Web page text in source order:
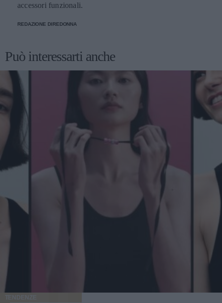
accessori funzionali.
REDAZIONE DIREDONNA
Può interessarti anche
TENDENZE